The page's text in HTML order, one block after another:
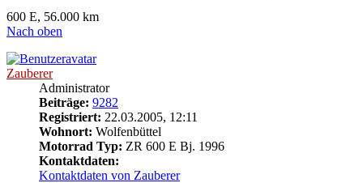
600 E, 56.000 km
Nach oben
Zauberer
Administrator
Beiträge: 9282
Registriert: 22.03.2005, 12:11
Wohnort: Wolfenbüttel
Motorrad Typ: ZR 600 E Bj. 1996
Kontaktdaten:
Kontaktdaten von Zauberer